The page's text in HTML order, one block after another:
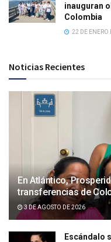
inauguran
Colombia
22 DE ENERO
Noticias Recientes
En Atlántico,
transferencias de
3 DE AGOSTO DE 2026
Escándalo